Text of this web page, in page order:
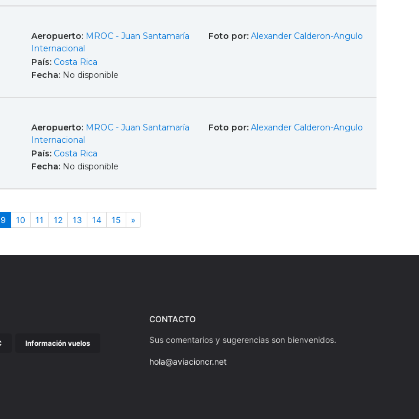
Aeropuerto: MROC - Juan Santamaría
Internacional
País: Costa Rica
Fecha: No disponible
Foto por: Alexander Calderon-Angulo
Aeropuerto: MROC - Juan Santamaría
Internacional
País: Costa Rica
Fecha: No disponible
Foto por: Alexander Calderon-Angulo
9(actual)
10 11 12 13 14 15 »Siguiente
Información vuelos
CONTACTO
Sus comentarios y sugerencias son bienvenidos.
hola@aviacioncr.net